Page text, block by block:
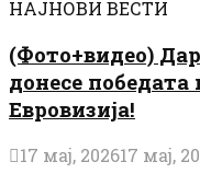
НАЈНОВИ ВЕСТИ
(Фото+видео)
донесе победата
Евровизија!
17 мај, 202617 мај,